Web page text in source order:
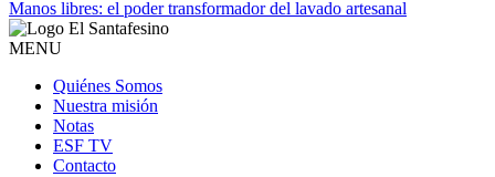
Manos libres: el poder transformador del lavado artesanal
MENU
Quiénes Somos
Nuestra misión
Notas
ESF TV
Contacto